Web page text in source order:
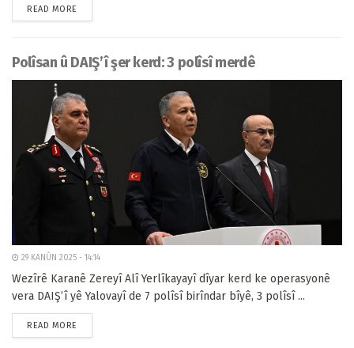
READ MORE
Polîsan û DAIŞ’î şer kerd: 3 polîsî merdê
29 KANÛN 2025 - 14:14
Wezîrê Karanê Zereyî Alî Yerlîkayayî dîyar kerd ke operasyonê
vera DAIŞ’î yê Yalovayî de 7 polîsî birîndar bîyê, 3 polîsî ...
READ MORE